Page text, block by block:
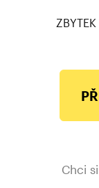
ZBYTEK
Chci si